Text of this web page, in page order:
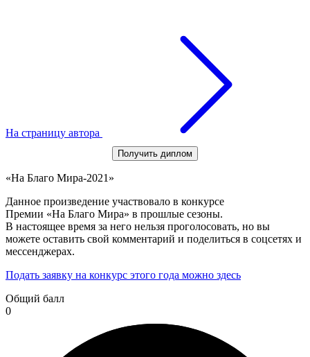
На страницу автора
Получить диплом
«На Благо Мира-2021»
Данное произведение участвовало в конкурсе
Премии «На Благо Мира» в прошлые сезоны.
В настоящее время за него нельзя проголосовать, но вы
можете оставить свой комментарий и поделиться в соцсетях и
мессенджерах.
Подать заявку на конкурс этого года можно здесь
Общий балл
0